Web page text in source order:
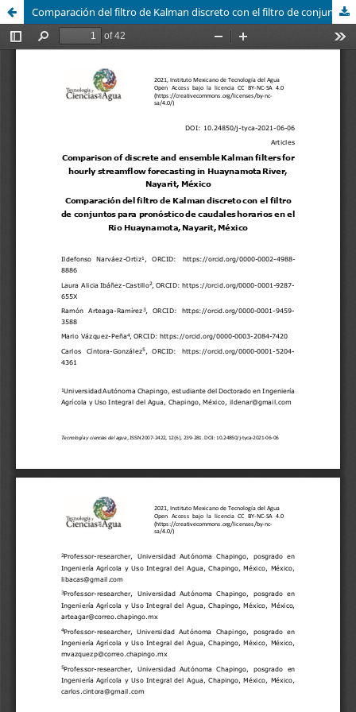
Comparación del filtro de Kalman discreto con el filtro de conjuntos para pronóstico de caudales horarios en el rÃ­o Huaynamota, Nayarit, México